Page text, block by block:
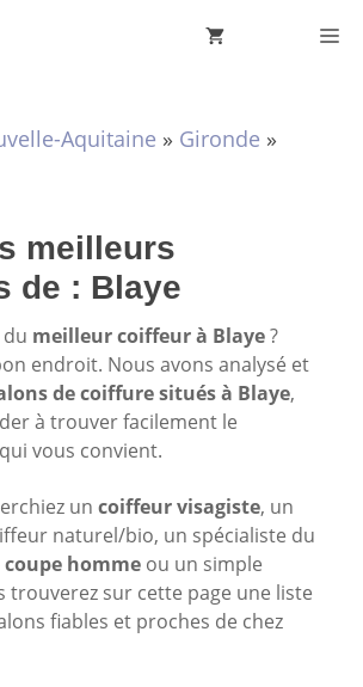
Aquitaine » Gironde »
meilleurs
de : Blaye
meilleur coiffeur à Blaye?
endroit. Nous avons analysé et
de coiffure situés à Blaye,
à trouver facilement le
vous convient.
un coiffeur visagiste, un
naturel/bio, un spécialiste du
coupe homme ou un simple
trouverez sur cette page une liste
fiables et proches de chez